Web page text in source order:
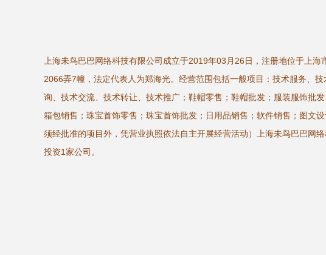
上海未鸟巴巴网络科技有限公司成立于2019年03月26日，注册地位于上海
2066弄7幢，法定代表人为郑海光。经营范围包括一般项目：技术服务、
询、技术交流、技术转让、技术推广；鞋帽零售；鞋帽批发；服装服饰批发
箱包销售；珠宝首饰零售；珠宝首饰批发；日用品销售；软件销售；图文
须经批准的项目外，凭营业执照依法自主开展经营活动）上海未鸟巴巴网
投资1家公司。